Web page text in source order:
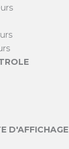
D'AFFICHAGE